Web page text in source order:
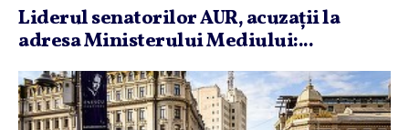
Liderul senatorilor AUR, acuzaţii la
adresa Ministerului Mediului:...